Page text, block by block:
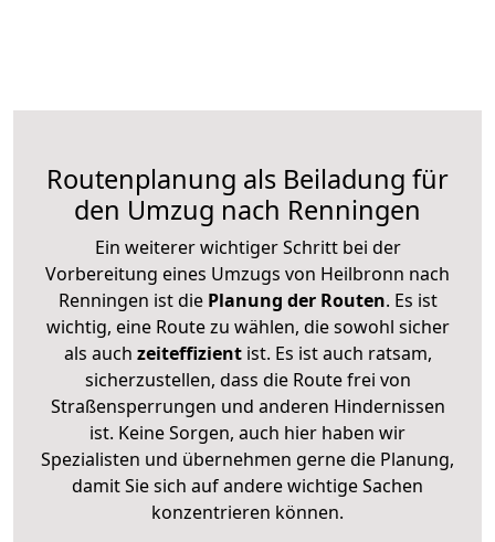
Routenplanung als Beiladung für
den Umzug nach Renningen
Ein weiterer wichtiger Schritt bei der
Vorbereitung eines Umzugs von Heilbronn nach
Renningen ist diePlanung der Routen. Es ist
wichtig, eine Route zu wählen, die sowohl sicher
als auch zeiteffizientist. Es ist auch ratsam,
sicherzustellen, dass die Route frei von
Straßensperrungen und anderen Hindernissen
ist. Keine Sorgen, auch hier haben wir
Spezialisten und übernehmen gerne die Planung,
damit Sie sich auf andere wichtige Sachen
konzentrieren können.